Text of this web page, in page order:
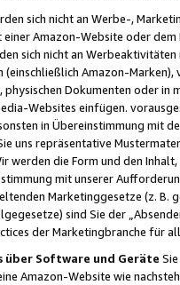
sich nicht an Werbe-,
Amazon-Website oder
sich nicht an
(einschließlich Amazon-
physischen Dokumenten oder in
Websites einfügen.
in Übereinstimmung mit
uns repräsentative
werden die Form und den
mit unserer
Marketinggesetze (z. B.
sind Sie der
der Marketingbranche für
Software und Geräte
Amazon-Website wie